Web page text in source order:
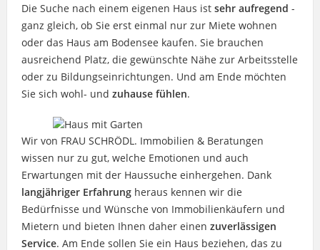
Die Suche nach einem eigenen Haus ist sehr aufregend -
ganz gleich, ob Sie erst einmal nur zur Miete wohnen
oder das Haus am Bodensee kaufen. Sie brauchen
ausreichend Platz, die gewünschte Nähe zur Arbeitsstelle
oder zu Bildungseinrichtungen. Und am Ende möchten
Sie sich wohl- und zuhause fühlen.
Wir von FRAU SCHRÖDL. Immobilien & Beratungen
wissen nur zu gut, welche Emotionen und auch
Erwartungen mit der Haussuche einhergehen. Dank
langjähriger Erfahrungheraus kennen wir die
Bedürfnisse und Wünsche von Immobilienkäufern und
Mietern und bieten Ihnen daher einen zuverlässigen
Service. Am Ende sollen Sie ein Haus beziehen, das zu